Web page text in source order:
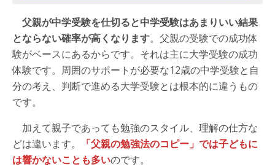
父親が中学受験を仕切ると中学受験はあまりいい結果
とならない確率が高くなります。父親の受験での成功体
験がベースにあるからです。それは主に大学受験の成功
体験です。周囲のサポートが必要な12歳の中学受験と自
分の考え、判断で進める大学受験とは根本的に違うもの
です。
加えて親子であっても勉強のスタイル、理解の仕方な
どは違います。
「父親の勉強法のコピー」では子どもに
は響かないことも多いのです。